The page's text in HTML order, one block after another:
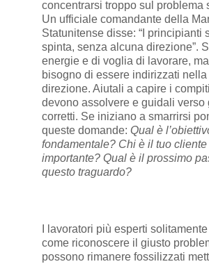
concentrarsi troppo sul problema
Un ufficiale comandante della
Statunitense disse: “I principianti
spinta, senza alcuna direzione”.
energie e di voglia di lavorare,
bisogno di essere indirizzati nella
direzione. Aiutali a capire i
devono assolvere e guidali verso
corretti. Se iniziano a smarrirsi
queste domande: Qual è
fondamentale? Chi è il tuo
importante? Qual è il prossimo
questo traguardo?
I lavoratori più esperti
come riconoscere il giusto
possono rimanere fossilizzati